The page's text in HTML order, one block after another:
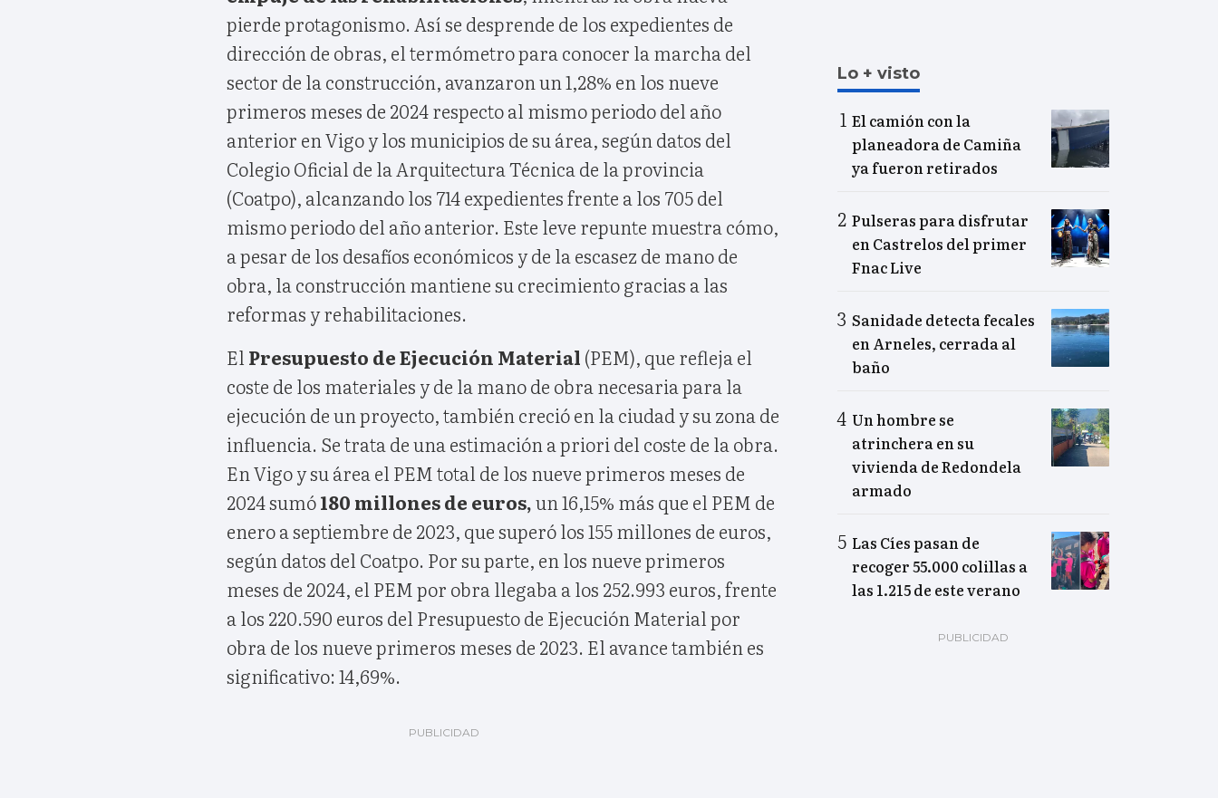
pierde protagonismo. Así se desprende de los expedientes de
dirección de obras, el termómetro para conocer la marcha del
sector de la construcción, avanzaron un 1,28% en los nueve
primeros meses de 2024 respecto al mismo periodo del año
anterior en Vigo y los municipios de su área, según datos del
Colegio Oficial de la Arquitectura Técnica de la provincia
(Coatpo), alcanzando los 714 expedientes frente a los 705 del
mismo periodo del año anterior. Este leve repunte muestra cómo,
a pesar de los desafíos económicos y de la escasez de mano de
obra, la construcción mantiene su crecimiento gracias a las
reformas y rehabilitaciones.
El Presupuesto de Ejecución Material (PEM), que refleja el
coste de los materiales y de la mano de obra necesaria para la
ejecución de un proyecto, también creció en la ciudad y su zona de
influencia. Se trata de una estimación a priori del coste de la obra.
En Vigo y su área el PEM total de los nueve primeros meses de
2024 sumó180 millones de euros,un 16,15% más que el PEM de
enero a septiembre de 2023, que superó los 155 millones de euros,
según datos del Coatpo. Por su parte, en los nueve primeros
meses de 2024, el PEM por obra llegaba a los 252.993 euros, frente
a los 220.590 euros del Presupuesto de Ejecución Material por
obra de los nueve primeros meses de 2023. El avance también es
significativo: 14,69%.
Lo + visto
El camión con la
planeadora de Camiña
ya fueron retirados
Pulseras para disfrutar
en Castrelos del primer
Fnac Live
Sanidade detecta fecales
en Arneles, cerrada al
baño
Un hombre se
atrinchera en su
vivienda de Redondela
armado
Las Cíes pasan de
recoger 55.000 colillas a
las 1.215 de este verano